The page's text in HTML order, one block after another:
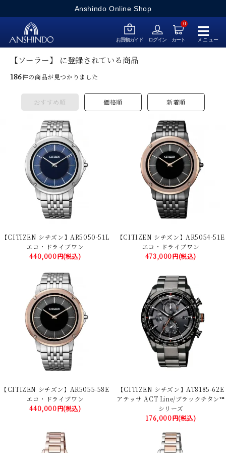
Anshindo Online Shop
≡
メニュー
お買物ガイド ログイン
0
カート
【ソーラー】 に登録されている商品
186件の商品が見つかりました
おすすめ順 価格順 新着順
【CITIZEN シチズン】AR5050-51L
エコ・ドライブワン
440,000円(税込)
【CITIZEN シチズン】AR5054-51E
エコ・ドライブワン
473,000円(税込)
【CITIZEN シチズン】AR5055-58E
エコ・ドライブワン
440,000円(税込)
【CITIZEN シチズン】AT8185-62E
アテッサ ACT Line/ブラックチタン™
シリーズ
176,000円(税込)